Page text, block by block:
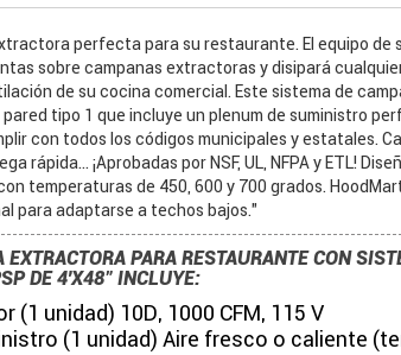
perfecta para su restaurante. El equipo de
sobre campanas extractoras y disipará
de su cocina comercial. Este sistema de
tipo 1 que incluye un plenum de suministro
con todos los códigos municipales y estatales.
rápida... ¡Aprobadas por NSF, UL, NFPA y ETL!
temperaturas de 450, 600 y 700 grados.
para adaptarse a techos bajos."
PARA RESTAURANTE CON
DE 4'X48" INCLUYE:
(1 unidad) 10D, 1000 CFM, 115 V
(1 unidad) Aire fresco o caliente